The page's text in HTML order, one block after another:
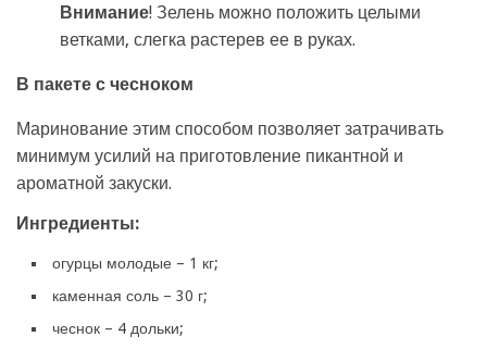
Внимание! Зелень можно положить целыми
ветками, слегка растерев ее в руках.
В пакете с чесноком
Маринование этим способом позволяет затрачивать
минимум усилий на приготовление пикантной и
ароматной закуски.
Ингредиенты:
огурцы молодые – 1 кг;
каменная соль – 30 г;
чеснок – 4 дольки;